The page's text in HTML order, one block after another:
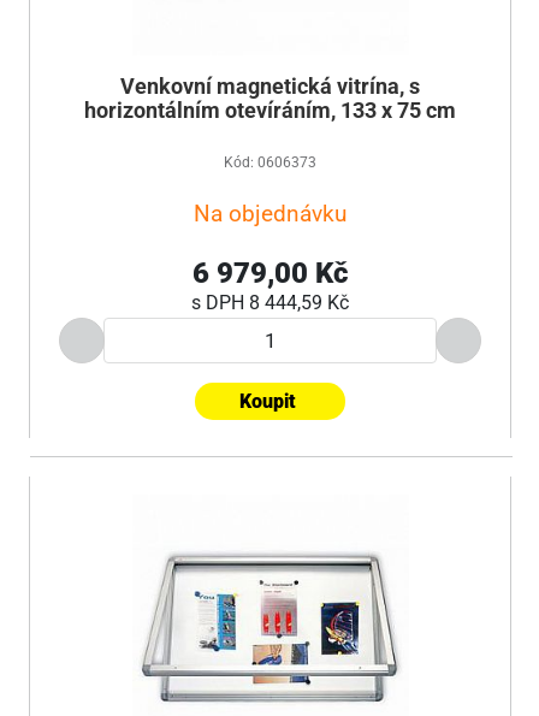
Venkovní magnetická vitrína, s
horizontálním otevíráním, 133 x 75 cm
Kód: 0606373
Na objednávku
6 979,00 Kč
s DPH 8 444,59 Kč
Koupit